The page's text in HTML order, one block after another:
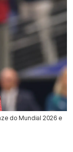
do Mundial 2026 e